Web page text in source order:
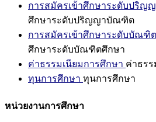
การสมัครเข้าศึกษาระดับปริญ
ศึกษาระดับปริญญาบัณฑิต
การสมัครเข้าศึกษาระดับบัณฑิ
ศึกษาระดับบัณฑิตศึกษา
ค่าธรรมเนียมการศึกษา ค่าธรร
ทุนการศึกษา ทุนการศึกษา
หน่วยงานการศึกษา